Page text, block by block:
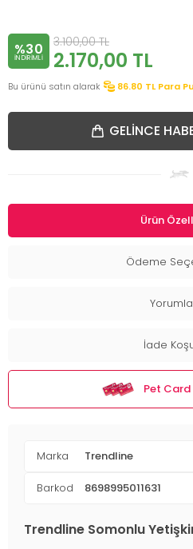
%30
INDIRIMLI
3.100,00TL
2.170,00 TL
Bu ürünü satın alarak 86.80 TL Para
GELINCE
Ürün
Ödeme
İade
Pet Card
Marka Trendline
Barkod 8698995011631
Trendline Somonlu